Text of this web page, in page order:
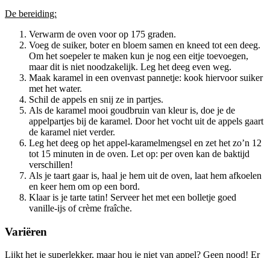
De bereiding:
Verwarm de oven voor op 175 graden.
Voeg de suiker, boter en bloem samen en kneed tot een deeg.
Om het soepeler te maken kun je nog een eitje toevoegen,
maar dit is niet noodzakelijk. Leg het deeg even weg.
Maak karamel in een ovenvast pannetje: kook hiervoor suiker
met het water.
Schil de appels en snij ze in partjes.
Als de karamel mooi goudbruin van kleur is, doe je de
appelpartjes bij de karamel. Door het vocht uit de appels gaart
de karamel niet verder.
Leg het deeg op het appel-karamelmengsel en zet het zo’n 12
tot 15 minuten in de oven. Let op: per oven kan de baktijd
verschillen!
Als je taart gaar is, haal je hem uit de oven, laat hem afkoelen
en keer hem om op een bord.
Klaar is je tarte tatin! Serveer het met een bolletje goed
vanille-ijs of crème fraîche.
Variëren
Lijkt het je superlekker, maar hou je niet van appel? Geen nood! Er